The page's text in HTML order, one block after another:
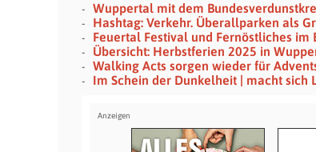
Wuppertal mit dem
Hashtag: Verkehr. Überallparken als
Feuertal Festival und Fernöstliches im
Übersicht: Herbstferien 2025 in
Walking Acts sorgen wieder für
Im Schein der Dunkelheit | macht sich